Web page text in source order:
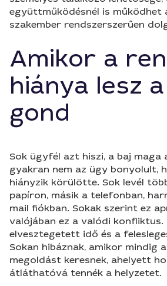
együttműködésnél is működhet
szakember rendszerszerűen
Amikor a
hiánya lesz
gond
Sok ügyfél azt hiszi, a baj maga
gyakran nem az ügy bonyolult,
hiányzik körülötte. Sok levél
papíron, másik a telefonban,
mail fiókban. Sokak szerint ez
valójában ez a valódi konfliktus.
elvesztegetett idő és a
Sokan hibáznak, amikor mindig
megoldást keresnek, ahelyett
átláthatóvá tennék a helyzetet.